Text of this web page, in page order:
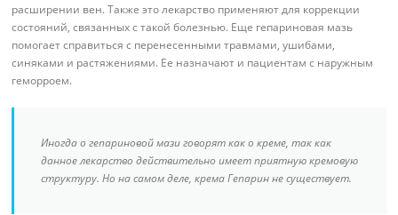
расширении вен. Также это лекарство применяют для коррекции
состояний, связанных с такой болезнью. Еще гепариновая мазь
помогает справиться с перенесенными травмами, ушибами,
синяками и растяжениями. Ее назначают и пациентам с наружным
геморроем.
Иногда о гепариновой мази говорят как о креме, так как
данное лекарство действительно имеет приятную кремовую
структуру. Но на самом деле, крема Гепарин не существует.